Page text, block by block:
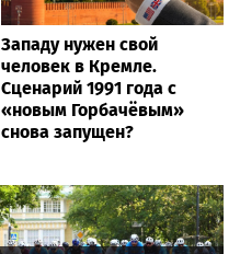
Западу нужен свой
человек в Кремле.
Сценарий 1991 года с
«новым Горбачёвым»
снова запущен?